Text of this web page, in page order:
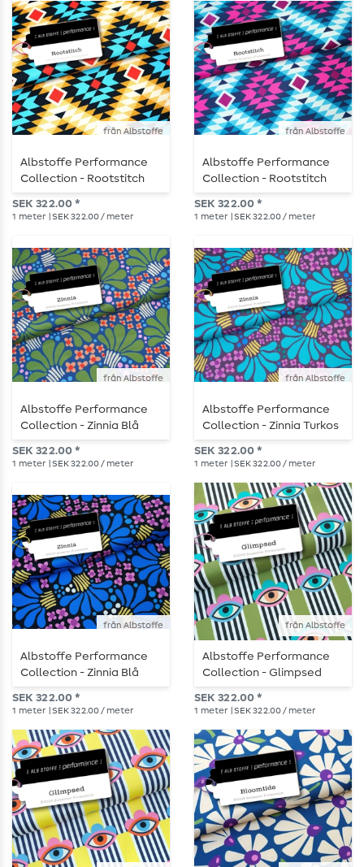
från Albstoffe
Albstoffe Performance
Collection - Rootstitch
Curry
SEK 322.00 *
1 meter | SEK 322.00 / meter
från Albstoffe
Albstoffe Performance
Collection - Rootstitch
Turquoise
SEK 322.00 *
1 meter | SEK 322.00 / meter
från Albstoffe
Albstoffe Performance
Collection - Zinnia Blå
Grön
SEK 322.00 *
1 meter | SEK 322.00 / meter
från Albstoffe
Albstoffe Performance
Collection - Zinnia Turkos
Mauve
SEK 322.00 *
1 meter | SEK 322.00 / meter
från Albstoffe
Albstoffe Performance
Collection - Zinnia Blå
Svart
SEK 322.00 *
1 meter | SEK 322.00 / meter
från Albstoffe
Albstoffe Performance
Collection - Glimpsed
Green
SEK 322.00 *
1 meter | SEK 322.00 / meter